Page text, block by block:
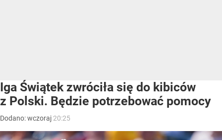
Iga Świątek zwróciła się do kibiców
z Polski. Będzie potrzebować pomocy
Dodano:wczoraj 20:25